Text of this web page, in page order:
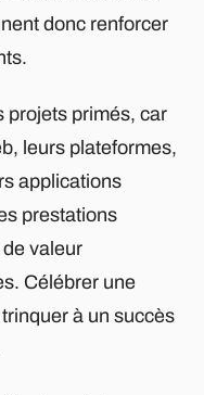
donc renforcer
projets primés, car
leurs plateformes,
applications
prestations
valeur
Célébrer une
à un succès